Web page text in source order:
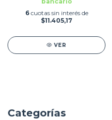
6 cuotas sin interés de
$11.405,17
VER
Categorías